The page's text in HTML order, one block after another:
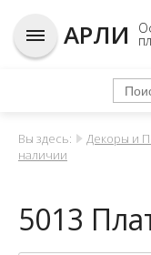
АРЛИ
Вы здесь: Декоры и
наличии
5013